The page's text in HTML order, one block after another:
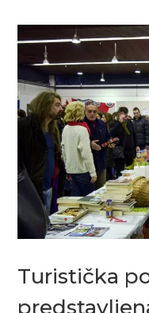
Turistička